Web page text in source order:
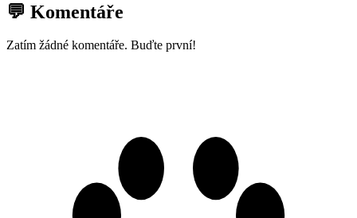
💬 Komentáře
Zatím žádné komentáře. Buďte první!